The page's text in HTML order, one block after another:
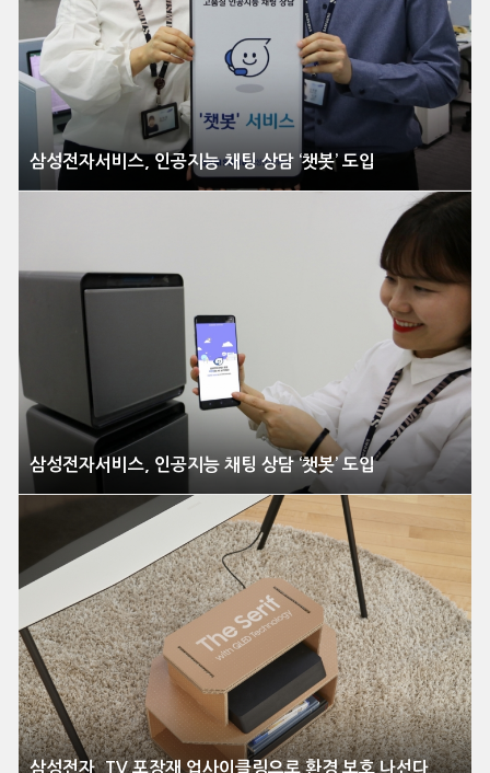
삼성전자서비스, 인공지능 채팅 상담 ‘챗봇’ 도입
삼성전자서비스, 인공지능 채팅 상담 ‘챗봇’ 도입
삼성전자, TV 포장재 업사이클링으로 환경 보호 나선다